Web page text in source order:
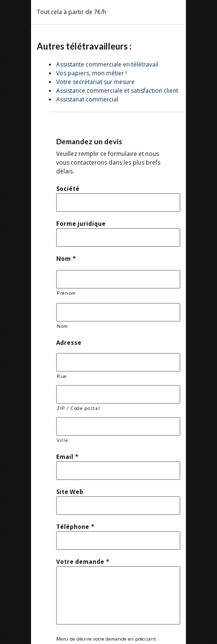
Tout cela à partir de 7€/h
Autres télétravailleurs :
Assistante commerciale en télétravail
Vos papiers, mon métier !
Votre secrétariat sur mesure
Assistance commerciale et satisfaction client
Assistanat commercial
Demandez un devis
Veuillez remplir ce formulaire et nous
vous contacterons dans les plus brefs
délais.
Société
Forme juridique
Nom *
Prénom
Nom
Adresse
Rue
ZIP / Code postal
Ville
Email *
Site Web
Téléphone *
Votre demande *
Merci de décrire votre demande en précisant :